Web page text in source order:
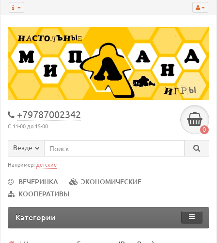
+79787002342
С 11-00 до 15-00 0
Везде
Например: детские
ВЕЧЕРИНКА
ЭКОНОМИЧЕСКИЕ
КООПЕРАТИВЫ
Категории